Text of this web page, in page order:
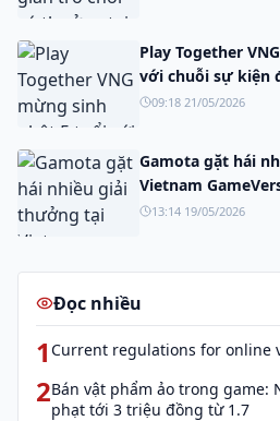
Play Together
với chuỗi sự kiện
09:18 21/05/2026
Gamota gặt hái
Vietnam
13:14 19/05/2026
Đọc nhiều
1 Current regulations for online
2Bán vật phẩm ảo trong game:
phạt tới 3 triệu đồng từ 1.7